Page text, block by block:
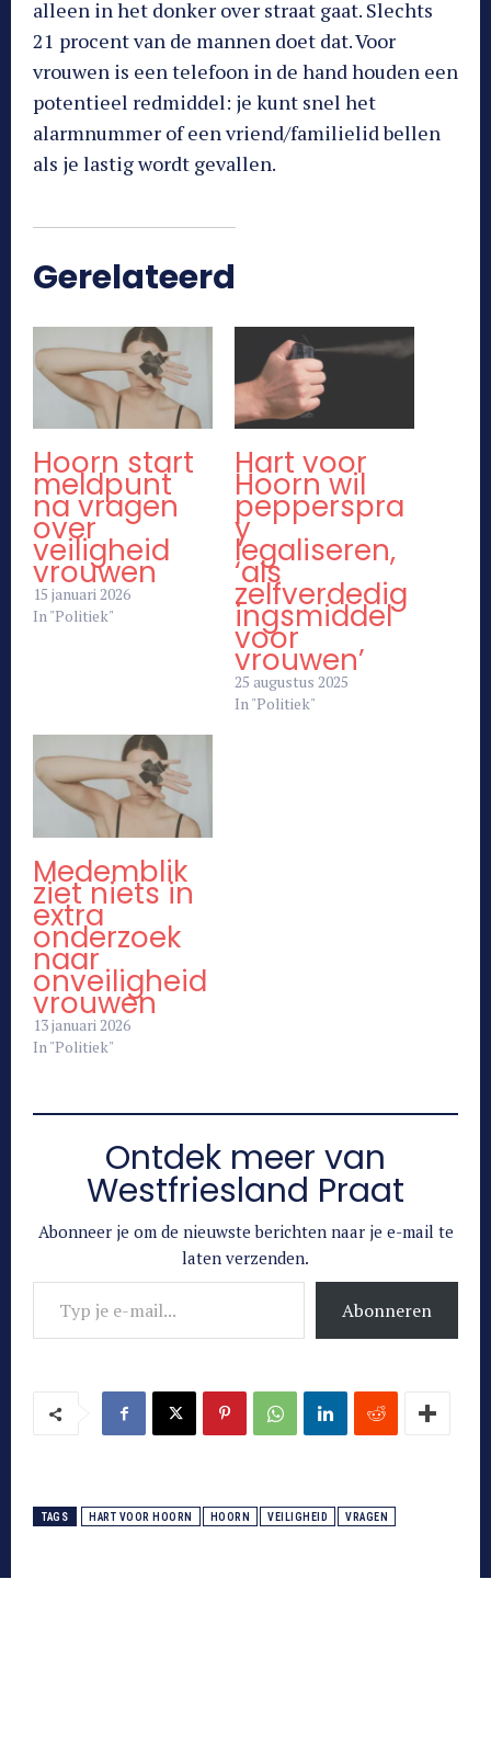
alleen in het donker over straat gaat. Slechts
21 procent van de mannen doet dat. Voor
vrouwen is een telefoon in de hand houden een
potentieel redmiddel: je kunt snel het
alarmnummer of een vriend/familielid bellen
als je lastig wordt gevallen.
Gerelateerd
Hoorn start
meldpunt
na vragen
over
veiligheid
vrouwen
15 januari 2026
In "Politiek"
Hart voor
Hoorn wil
pepperspra
y
legaliseren,
‘als
zelfverdedig
ingsmiddel
voor
vrouwen’
25 augustus 2025
In "Politiek"
Medemblik
ziet niets in
extra
onderzoek
naar
onveiligheid
vrouwen
13 januari 2026
In "Politiek"
Ontdek meer van
Westfriesland Praat
Abonneer je om de nieuwste berichten naar je e-mail te
laten verzenden.
Typ je e-mail...
Abonneren
TAGS HART VOOR HOORN HOORN VEILIGHEID VRAGEN